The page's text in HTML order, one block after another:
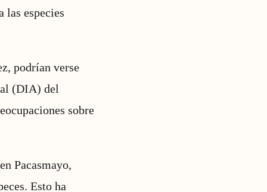
las especies
podrían verse
(DIA) del
sobre
Pacasmayo,
Esto ha